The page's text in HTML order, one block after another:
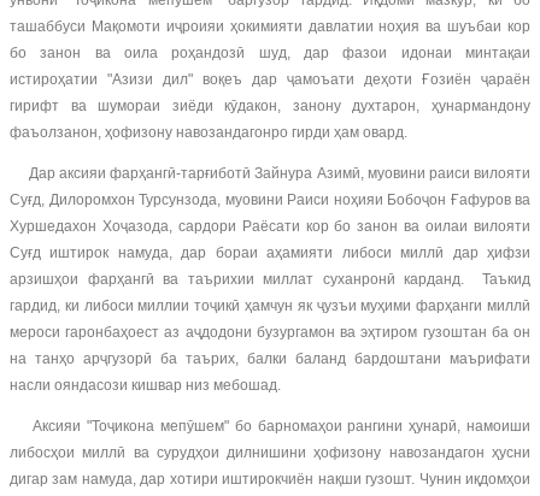
ташаббуси Мақомоти иҷроияи ҳокимияти давлатии ноҳия ва шуъбаи кор
бо занон ва оила роҳандозӣ шуд, дар фазои идонаи минтақаи
истироҳатии "Азизи дил" воқеъ дар ҷамоъати деҳоти Ғозиён ҷараён
гирифт ва шумораи зиёди кӯдакон, занону духтарон, ҳунармандону
фаъолзанон, ҳофизону навозандагонро гирди ҳам овард.
Дар аксияи фарҳангӣ-тарғиботӣ Зайнура Азимӣ, муовини раиси вилояти
Суғд, Дилоромхон Турсунзода, муовини Раиси ноҳияи Бобоҷон Ғафуров ва
Хуршедахон Хоҷазода, сардори Раёсати кор бо занон ва оилаи вилояти
Суғд иштирок намуда, дар бораи аҳамияти либоси миллӣ дар ҳифзи
арзишҳои фарҳангӣ ва таърихии миллат суханронӣ карданд. Таъкид
гардид, ки либоси миллии тоҷикӣ ҳамчун як ҷузъи муҳими фарҳанги миллӣ
мероси гаронбаҳоест аз аҷдодони бузургамон ва эҳтиром гузоштан ба он
на танҳо арҷгузорӣ ба таърих, балки баланд бардоштани маърифати
насли ояндасози кишвар низ мебошад.
Аксияи "Тоҷикона мепӯшем" бо барномаҳои рангини ҳунарӣ, намоиши
либосҳои миллӣ ва сурудҳои дилнишини ҳофизону навозандагон ҳусни
дигар зам намуда, дар хотири иштирокчиён нақши гузошт. Чунин иқдомҳои